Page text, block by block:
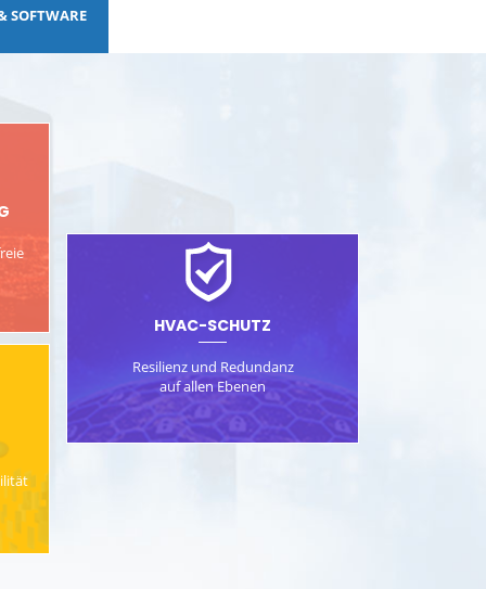
SOFTWARE
HVAC-SCHUTZ
Resilienz und Redundanz
auf allen Ebenen